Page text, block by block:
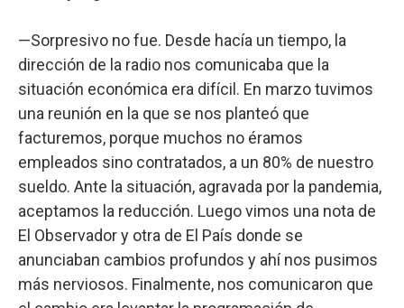
—Sorpresivo no fue. Desde hacía un tiempo, la
dirección de la radio nos comunicaba que la
situación económica era difícil. En marzo tuvimos
una reunión en la que se nos planteó que
facturemos, porque muchos no éramos
empleados sino contratados, a un 80% de nuestro
sueldo. Ante la situación, agravada por la pandemia,
aceptamos la reducción. Luego vimos una nota de
El Observador y otra de El País donde se
anunciaban cambios profundos y ahí nos pusimos
más nerviosos. Finalmente, nos comunicaron que